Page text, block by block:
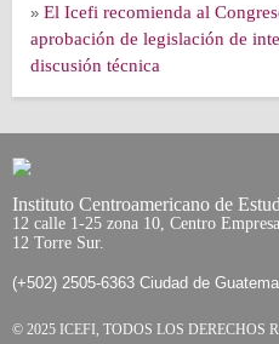
» El Icefi recomienda al
aprobación de legislación de
discusión técnica
Instituto Centroamericano de
12 calle 1-25 zona 10, Centro
12 Torre Sur.
(+502) 2505-6363 Ciudad de
© 2025 ICEFI, TODOS LOS DERECHOS